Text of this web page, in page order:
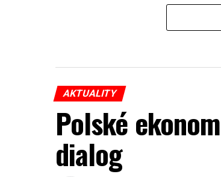
AKTUALITY
Polské
dialog